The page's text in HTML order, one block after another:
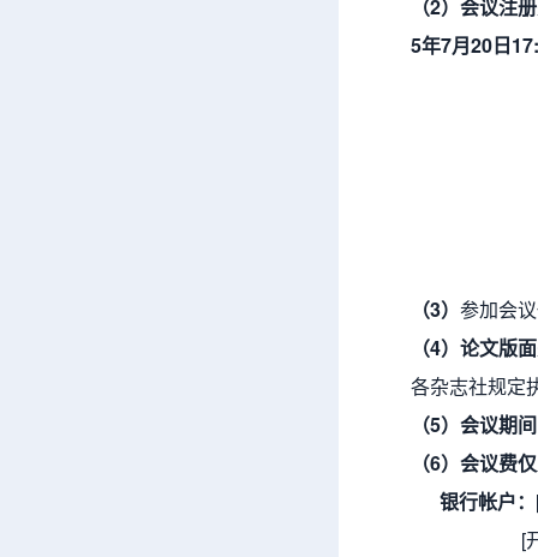
（2）会议注
5年7月20日
（3） 参加会
（4）论文版
各杂志社规定
（5）会议期
（6） 会议费
银行帐户：
[开户银